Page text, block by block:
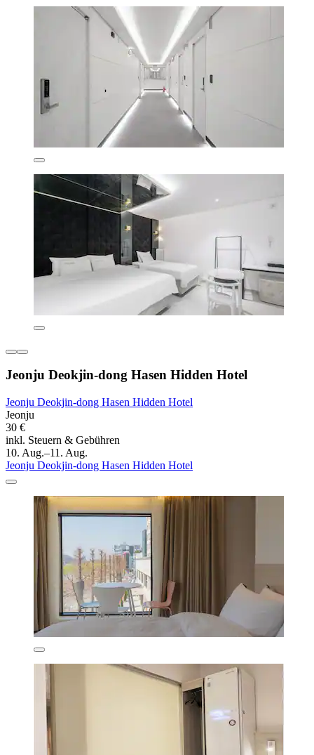
Jeonju Deokjin-dong Hasen Hidden Hotel
Jeonju Deokjin-dong Hasen Hidden Hotel
Jeonju
30 €
inkl. Steuern & Gebühren
10. Aug.–11. Aug.
Jeonju Deokjin-dong Hasen Hidden Hotel